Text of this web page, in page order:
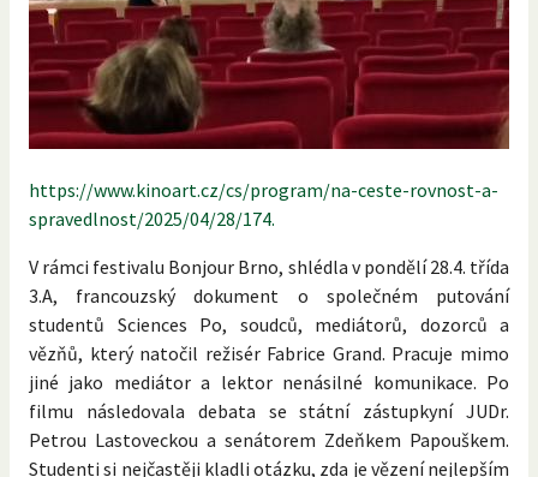
https://www.kinoart.cz/cs/program/na-ceste-rovnost-a-
spravedlnost/2025/04/28/174.
V rámci festivalu Bonjour Brno, shlédla v pondělí 28.4. třída
3.A, francouzský dokument o společném putování
studentů Sciences Po, soudců, mediátorů, dozorců a
vězňů, který natočil režisér Fabrice Grand. Pracuje mimo
jiné jako mediátor a lektor nenásilné komunikace. Po
filmu následovala debata se státní zástupkyní JUDr.
Petrou Lastoveckou a senátorem Zdeňkem Papouškem.
Studenti si nejčastěji kladli otázku, zda je vězení nejlepším